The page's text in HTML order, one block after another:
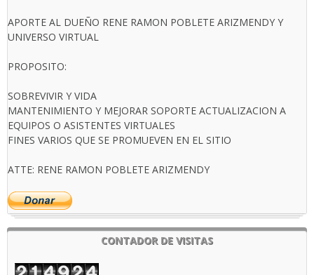
APORTE AL DUEÑO RENE RAMON POBLETE ARIZMENDY Y
UNIVERSO VIRTUAL
PROPOSITO:
SOBREVIVIR Y VIDA
MANTENIMIENTO Y MEJORAR SOPORTE ACTUALIZACION A
EQUIPOS O ASISTENTES VIRTUALES
FINES VARIOS QUE SE PROMUEVEN EN EL SITIO
ATTE: RENE RAMON POBLETE ARIZMENDY
CONTADOR DE VISITAS